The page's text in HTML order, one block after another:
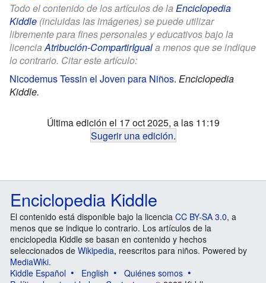
Todo el contenido de los artículos de la Enciclopedia
Kiddle (incluidas las imágenes) se puede utilizar
libremente para fines personales y educativos bajo la
licenciaAtribución-CompartirIguala menos que se indique
lo contrario. Citar este artículo:
Nicodemus Tessin el Joven para Niños. Enciclopedia
Kiddle.
Última edición el 17 oct 2025, a las 11:19
Sugerir una edición.
Enciclopedia Kiddle
El contenido está disponible bajo la licencia CC BY-SA 3.0, a
menos que se indique lo contrario. Los artículos de la
enciclopedia Kiddle se basan en contenido y hechos
seleccionados de Wikipedia, reescritos para niños. Powered by
MediaWiki.
Kiddle Español
English
Quiénes somos